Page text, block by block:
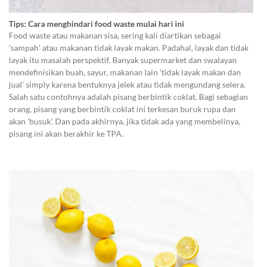
Tips: Cara menghindari food waste mulai hari ini
Food waste atau makanan sisa, sering kali diartikan sebagai
'sampah' atau makanan tidak layak makan. Padahal, layak dan tidak
layak itu masalah perspektif. Banyak supermarket dan swalayan
mendefinisikan buah, sayur, makanan lain 'tidak layak makan dan
jual' simply karena bentuknya jelek atau tidak mengundang selera.
Salah satu contohnya adalah pisang berbintik coklat. Bagi sebagian
orang, pisang yang berbintik coklat ini terkesan buruk rupa dan
akan 'busuk'. Dan pada akhirnya, jika tidak ada yang membelinya,
pisang ini akan berakhir ke TPA.